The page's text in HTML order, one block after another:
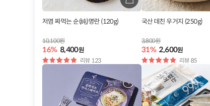
저염 짜먹는 순(純)명란 (120g)
16% 8,400원
10,100원
별
점
리뷰 123
국산 데친 우거지 (250g)
31% 2,600원
3,800원
별
점
리뷰 85